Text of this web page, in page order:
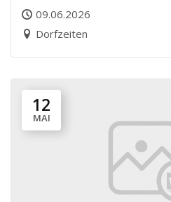
09.06.2026
Dorfzeiten
12
MAI